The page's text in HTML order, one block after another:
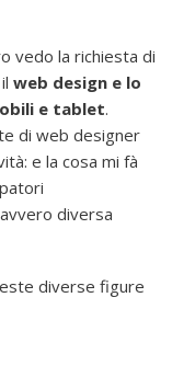
vedo la richiesta di
web design e lo
e tablet.
di web designer
e la cosa mi fà
diversa
diverse figure